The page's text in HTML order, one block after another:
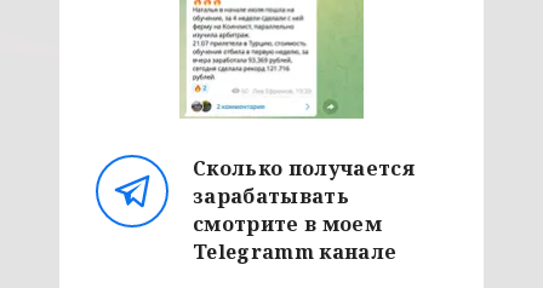
Сколько получается
зарабатывать
смотрите в моем
Telegramm канале